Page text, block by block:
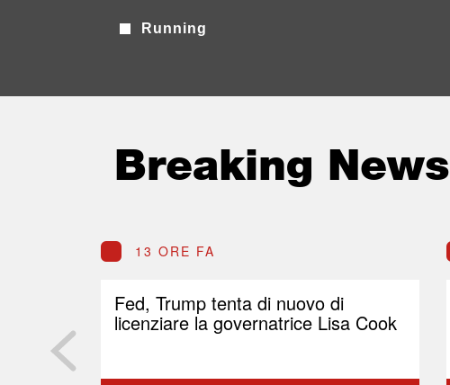
Running
Breaking News
13 ORE FA
Fed, Trump tenta di nuovo di
licenziare la governatrice Lisa Cook